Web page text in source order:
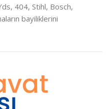
404, Stihl, Bosch,
bayiliklerini